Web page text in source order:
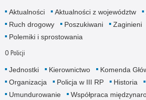
Aktualności Aktualności z województw
Ruch drogowy
Poszukiwani Zaginieni
Polemiki i sprostowania
O Policji
Jednostki Kierownictwo
Komenda
Organizacja
Policja w III RP Historia
Umundurowanie
Współpraca